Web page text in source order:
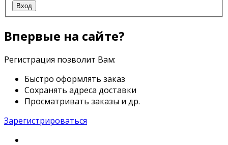
Вход
Впервые на сайте?
Регистрация позволит Вам:
Быстро оформлять заказ
Сохранять адреса доставки
Просматривать заказы и др.
Зарегистрироваться